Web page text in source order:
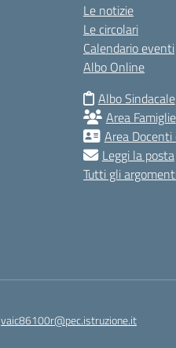
Le notizie
Le circolari
Calendario eventi
Albo Online
Albo Sindacale
Area Famiglie
Area
Leggi la posta
Tutti gli argomenti
vaic86100r@pec.istruzione.it